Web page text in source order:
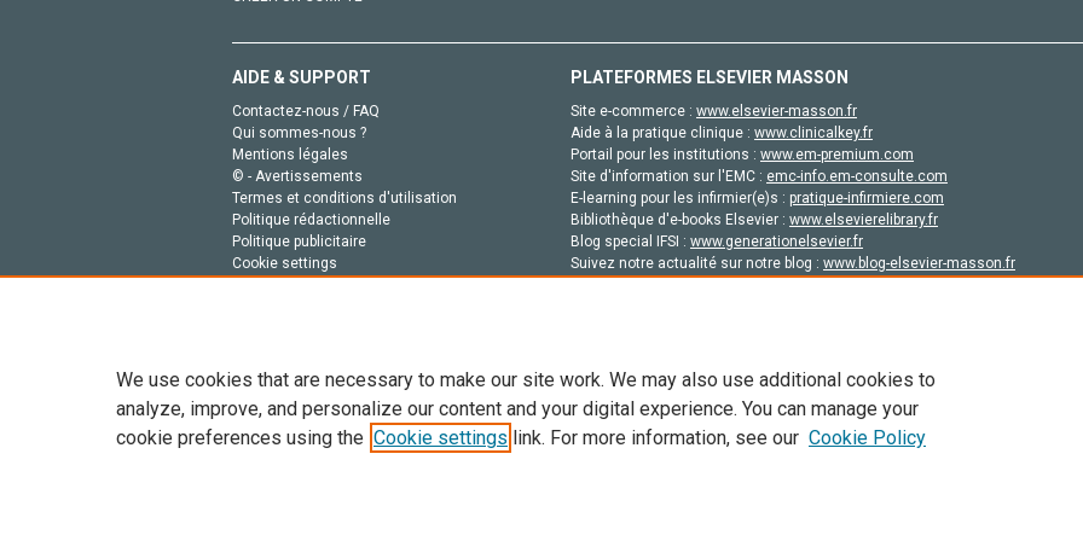
AIDE & SUPPORT
Contactez-nous / FAQ
Qui sommes-nous ?
Mentions légales
© - Avertissements
Termes et conditions d'utilisation
Politique rédactionnelle
Politique publicitaire
Cookie settings
PLATEFORMES ELSEVIER MASSON
Site e-commerce : www.elsevier-masson.fr
Aide à la pratique clinique : www.clinicalkey.fr
Portail pour les institutions : www.em-premium.com
Site d'information sur l'EMC : emc-info.em-consulte.com
E-learning pour les infirmier(e)s : pratique-infirmiere.com
Bibliothèque d'e-books Elsevier : www.elsevierelibrary.fr
Blog special IFSI : www.generationelsevier.fr
Suivez notre actualité sur notre blog : www.blog-elsevier-masson.fr
Tout le contenu de ce site: Copyright © 2026 Elsevier, ses concédants de licence et ses contributeurs. Tout les droits sont réservés,
de données, a la formation en IA et aux technologies similaires. Pour tout contenu en libre accès, les conditions de licence
We use cookies that are necessary to make our site work. We may also use additional cookies to
analyze, improve, and personalize our content and your digital experience. You can manage your
cookie preferences using the Cookie settings link. For more information, see our Cookie Policy